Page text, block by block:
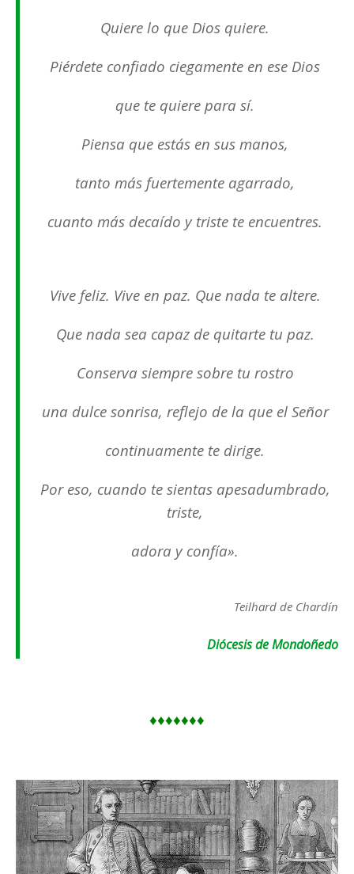
Quiere lo que Dios quiere.
Piérdete confiado ciegamente en ese Dios
que te quiere para sí.
Piensa que estás en sus manos,
tanto más fuertemente agarrado,
cuanto más decaído y triste te encuentres.
Vive feliz. Vive en paz. Que nada te altere.
Que nada sea capaz de quitarte tu paz.
Conserva siempre sobre tu rostro
una dulce sonrisa, reflejo de la que el Señor
continuamente te dirige.
Por eso, cuando te sientas apesadumbrado,
triste,
adora y confía».
Teilhard de Chardín
Diócesis de Mondoñedo
♦♦♦♦♦♦♦